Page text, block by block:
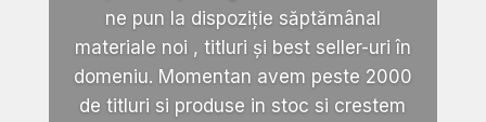
ne pun la dispoziție săptămânal
materiale noi , titluri și best seller-uri în
domeniu. Momentan avem peste 2000
de titluri si produse in stoc si crestem